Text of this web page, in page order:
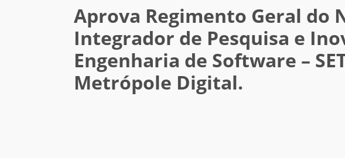
Aprova Regimento Geral do
Integrador de Pesquisa e
Engenharia de Software –
Metrópole Digital.